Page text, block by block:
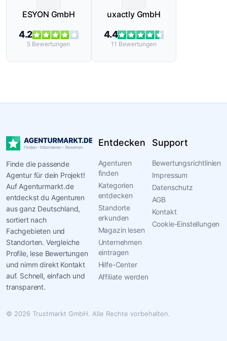
ESYON GmbH
4.2
5 Bewertungen
uxactly GmbH
4.4
11 Bewertungen
Finde die passende
Agentur für dein Projekt!
Auf Agenturmarkt.de
entdeckst du Agenturen
aus ganz Deutschland,
sortiert nach
Fachgebieten und
Standorten. Vergleiche
Profile, lese Bewertungen
und nimm direkt Kontakt
auf. Schnell, einfach und
transparent.
Entdecken
Agenturen
finden
Kategorien
entdecken
Standorte
erkunden
Magazin lesen
Unternehmen
eintragen
Hilfe-Center
Affiliate werden
Support
Bewertungsrichtlinien
Impressum
Datenschutz
AGB
Kontakt
Cookie-Einstellungen
© 2026 Trustmarkt GmbH. Alle Rechte vorbehalten.